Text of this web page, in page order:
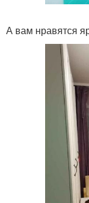
А вам нравятся